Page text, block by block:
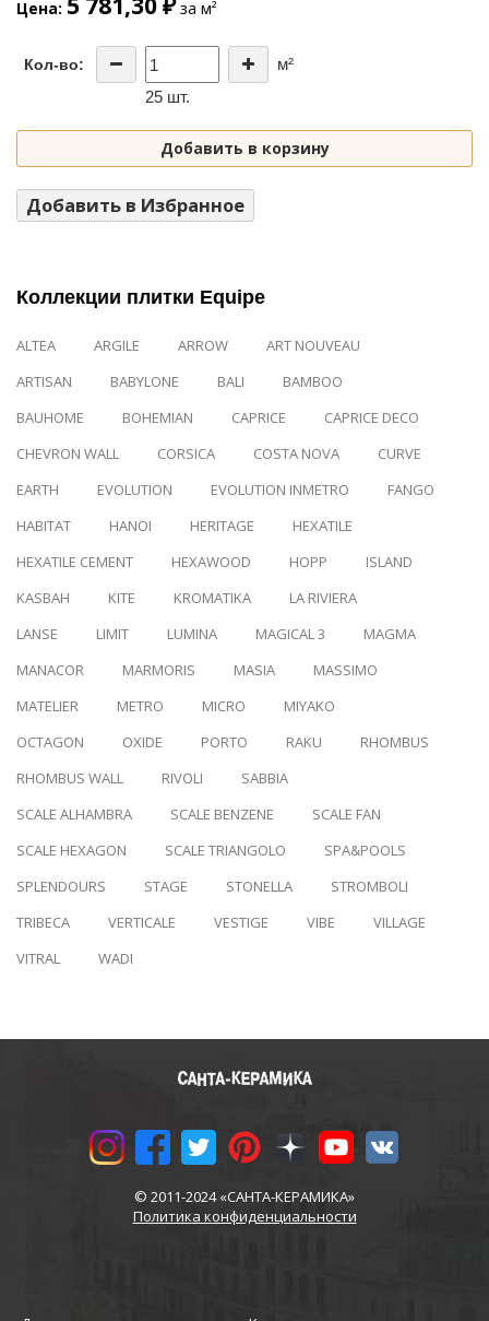
Цена
за м²
Кол-во:
м²
25 шт.
Добавить в корзину
Добавить в Избранное
Коллекции плитки Equipe
ALTEA ARGILE ARROW
ART NOUVEAU
ARTISAN
BABYLONE BALI
BAMBOO
BAUHOME
BOHEMIAN CAPRICE
CAPRICE DECO
CHEVRON WALL
CORSICA COSTA NOVA
CURVE
EARTH
EVOLUTION EVOLUTION INMETRO
FANGO
HABITAT
HANOI HERITAGE
HEXATILE
HEXATILE CEMENT
HEXAWOOD HOPP
ISLAND
KASBAH
KITE KROMATIKA
LA RIVIERA
LANSE
LIMIT LUMINA MAGICAL 3
MAGMA
MANACOR
MARMORIS MASIA
MASSIMO
MATELIER
METRO MICRO
MIYAKO
OCTAGON
OXIDE PORTO RAKU
RHOMBUS
RHOMBUS WALL
RIVOLI
SABBIA
SCALE ALHAMBRA
SCALE BENZENE
SCALE FAN
SCALE HEXAGON
SCALE TRIANGOLO
SPA&POOLS
SPLENDOURS
STAGE STONELLA
STROMBOLI
TRIBECA
VERTICALE VESTIGE VIBE
VILLAGE
VITRAL
WADI
© 2011-2024 «САНТА-КЕРАМИКА»
Политика конфиденциальности